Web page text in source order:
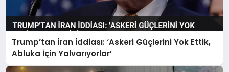
Trump’tan İran İddiası: ‘Askeri Güçlerini Yok Ettik,
Abluka İçin Yalvarıyorlar’